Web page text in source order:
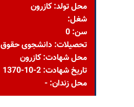
محل تولد: کازرون
شغل:
سن: 0
تحصیلات: دانشجوی حقوق
محل شهادت: کازرون
تاریخ شهادت: 2-10-1370
محل زندان: -